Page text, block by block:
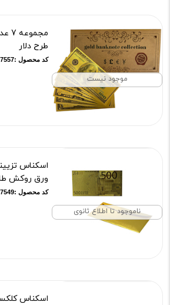
موجود نیست
طرح دلار
کد محصول :7557
ناموجود تا اطلاع ثانوی
اسکناس
ورق روکش
کد محصول :7549